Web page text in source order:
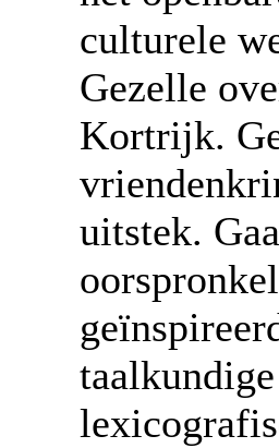
culturele
Gezelle
Kortrijk.
uitstek.